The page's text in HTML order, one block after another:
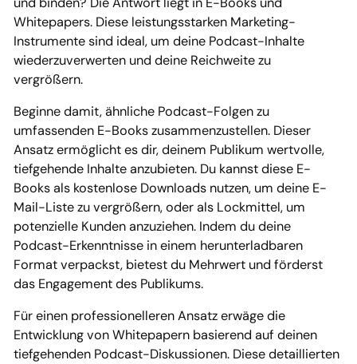
Whitepapers. Diese leistungsstarken Marketing-
Instrumente sind ideal, um deine Podcast-Inhalte
wiederzuverwerten und deine Reichweite zu
vergrößern.
Beginne damit, ähnliche Podcast-Folgen zu
umfassenden E-Books zusammenzustellen. Dieser
Ansatz ermöglicht es dir, deinem Publikum wertvolle,
tiefgehende Inhalte anzubieten. Du kannst diese E-
Books als kostenlose Downloads nutzen, um deine E-
Mail-Liste zu vergrößern, oder als Lockmittel, um
potenzielle Kunden anzuziehen. Indem du deine
Podcast-Erkenntnisse in einem herunterladbaren
Format verpackst, bietest du Mehrwert und förderst
das Engagement des Publikums.
Für einen professionelleren Ansatz erwäge die
Entwicklung von Whitepapern basierend auf deinen
tiefgehenden Podcast-Diskussionen. Diese detaillierten